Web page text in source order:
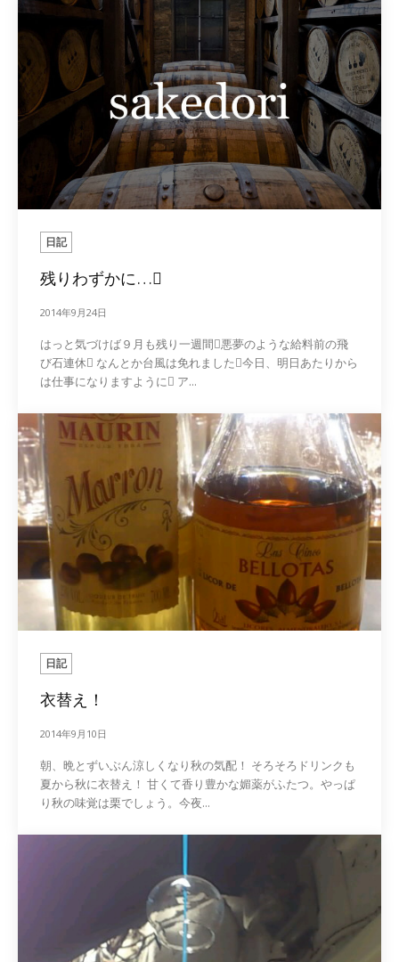
日記
残りわずかに…
2014年9月24日
はっと気づけば９月も残り一週間悪夢のような給料前の飛
び石連休 なんとか台風は免れました今日、明日あたりから
は仕事になりますように ア...
日記
衣替え！
2014年9月10日
朝、晩とずいぶん涼しくなり秋の気配！ そろそろドリンクも
夏から秋に衣替え！ 甘くて香り豊かな媚薬がふたつ。やっぱ
り秋の味覚は栗でしょう。今夜...